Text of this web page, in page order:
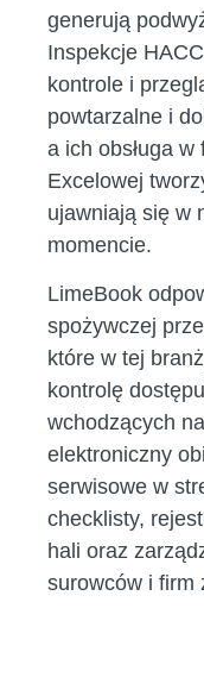
generują
Inspekcje
kontrole i
powtarzalne i
a ich obsługa
Excelowej
ujawniają się w
momencie.
LimeBook
spożywczej
które w tej
kontrolę
wchodzących
elektroniczny
serwisowe w
checklisty,
hali oraz
surowców i firm